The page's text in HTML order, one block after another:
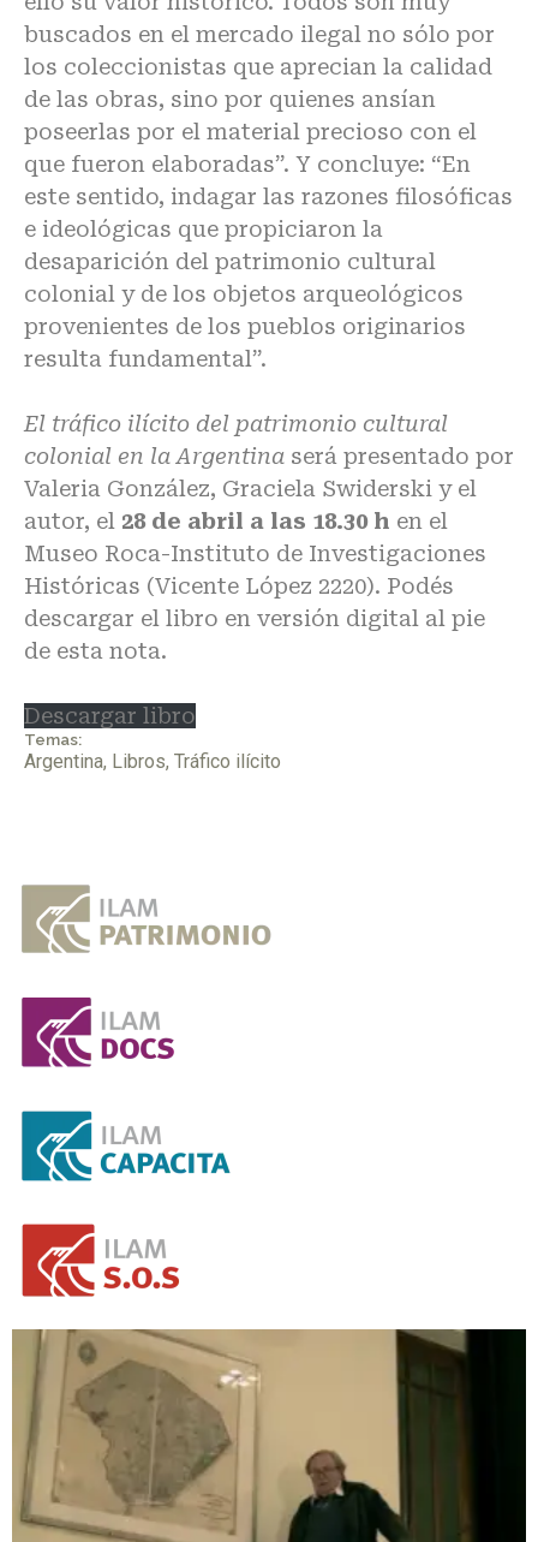
buscados en el mercado ilegal no sólo por
los coleccionistas que aprecian la calidad
de las obras, sino por quienes ansían
poseerlas por el material precioso con el
que fueron elaboradas”. Y concluye: “En
este sentido, indagar las razones filosóficas
e ideológicas que propiciaron la
desaparición del patrimonio cultural
colonial y de los objetos arqueológicos
provenientes de los pueblos originarios
resulta fundamental”.
El tráfico ilícito del patrimonio cultural
colonial en la Argentina será presentado por
Valeria González, Graciela Swiderski y el
autor, el 28 de abril a las 18.30 h en el
Museo Roca-Instituto de Investigaciones
Históricas (Vicente López 2220). Podés
descargar el libro en versión digital al pie
de esta nota.
Descargar libro
Temas:
Argentina, Libros, Tráfico ilícito